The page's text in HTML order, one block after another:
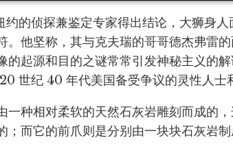
约的侦探兼鉴定专家得出结论，大狮身
。他坚称，其与克夫瑞的哥哥德杰弗雷
的起源和目的之谜常常引发神秘主义的
世纪 40 年代美国备受争议的灵性人士
一种相对柔软的天然石灰岩雕刻而成的
；而它的前爪则是分别由一块块石灰岩制